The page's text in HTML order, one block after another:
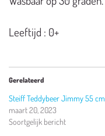
Leeftijd : 0+
Gerelateerd
Steiff Teddybeer Jimmy 55 cm.
maart 20, 2023
Soortgelijk bericht